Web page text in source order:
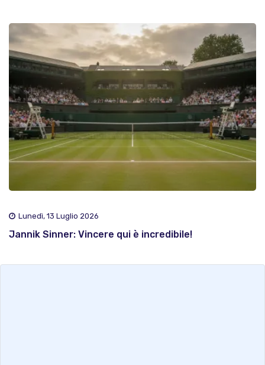
Lunedì, 13 Luglio 2026
Jannik Sinner: Vincere qui è incredibile!